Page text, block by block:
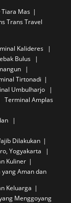
Tiara Mas
Trans Travel
Kalideres
Bulus
Tirtonadi
Umbulharjo
Terminal Amplas
Dilakukan
Yogyakarta
Kuliner
yang Aman dan
Keluarga
Menggoyang